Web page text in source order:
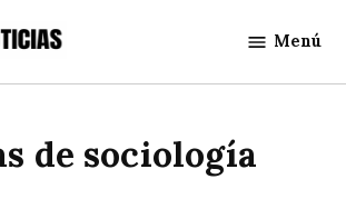
Noticias
Menú
de sociología